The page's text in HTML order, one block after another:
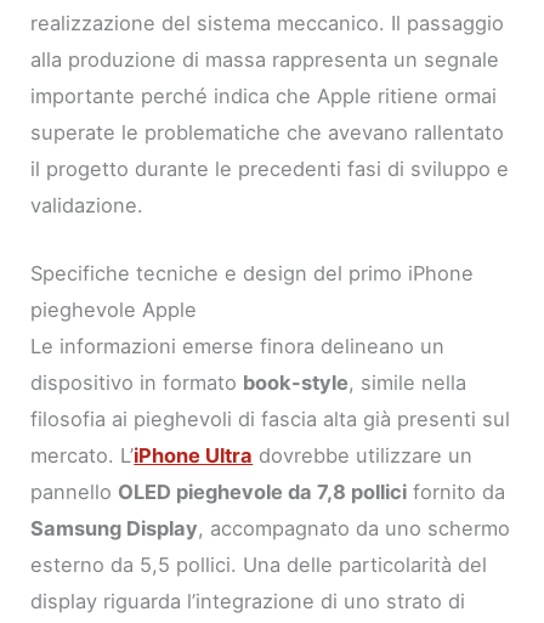
realizzazione del sistema meccanico. Il passaggio
alla produzione di massa rappresenta un segnale
importante perché indica che Apple ritiene ormai
superate le problematiche che avevano rallentato
il progetto durante le precedenti fasi di sviluppo e
validazione.
Specifiche tecniche e design del primo iPhone
pieghevole Apple
Le informazioni emerse finora delineano un
dispositivo in formato book-style, simile nella
filosofia ai pieghevoli di fascia alta già presenti sul
mercato. L’iPhone Ultra dovrebbe utilizzare un
pannello OLED pieghevole da 7,8 pollici fornito da
Samsung Display, accompagnato da uno schermo
esterno da 5,5 pollici. Una delle particolarità del
display riguarda l’integrazione di uno strato di